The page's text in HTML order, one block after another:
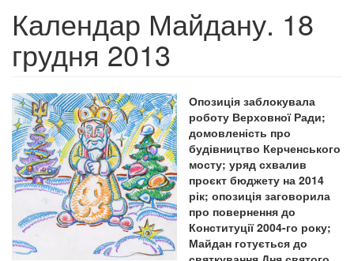
Календар Майдану. 18
грудня 2013
Опозиція заблокувала
роботу Верховної Ради;
домовленість про
будівництво Керченського
мосту; уряд схвалив
проєкт бюджету на 2014
рік; опозиція заговорила
про повернення до
Конституції 2004-го року;
Майдан готується до